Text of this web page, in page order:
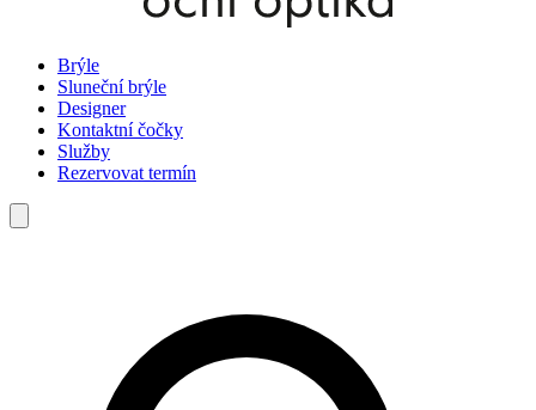
Brýle
Sluneční brýle
Designer
Kontaktní čočky
Služby
Rezervovat termín